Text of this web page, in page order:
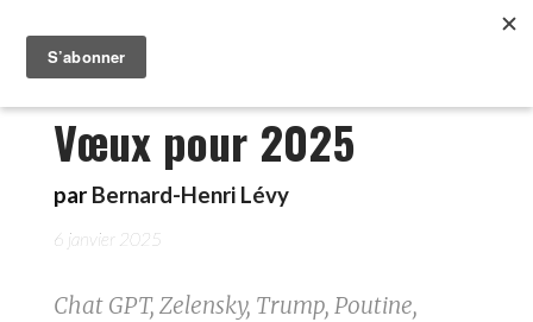
Vœux pour 2025
par Bernard-Henri Lévy
6 janvier 2025
Chat GPT, Zelensky, Trump, Poutine,